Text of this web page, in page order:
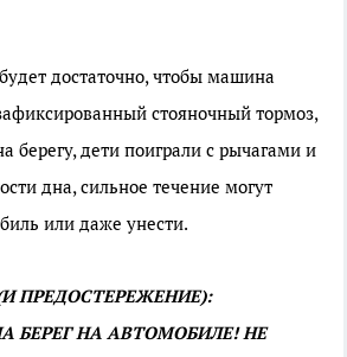
достаточно, чтобы машина
стояночный тормоз,
берегу, дети поиграли с рычагами и
дна, сильное течение могут
или даже унести.
ПРЕДОСТЕРЕЖЕНИЕ):
БЕРЕГ НА АВТОМОБИЛЕ! НЕ